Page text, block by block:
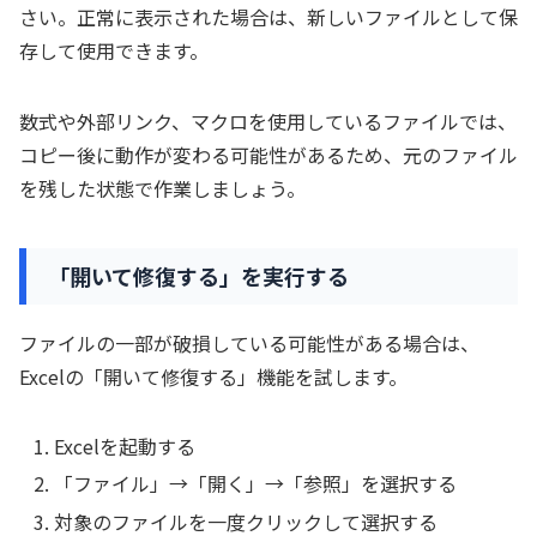
さい。正常に表示された場合は、新しいファイルとして保
存して使用できます。
数式や外部リンク、マクロを使用しているファイルでは、
コピー後に動作が変わる可能性があるため、元のファイル
を残した状態で作業しましょう。
「開いて修復する」を実行する
ファイルの一部が破損している可能性がある場合は、
Excelの「開いて修復する」機能を試します。
Excelを起動する
「ファイル」→「開く」→「参照」を選択する
対象のファイルを一度クリックして選択する